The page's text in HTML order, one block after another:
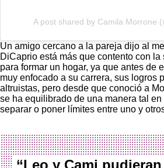
A post shared by Camila Morrone
Un amigo cercano a la pareja dijo al
DiCaprio está más que contento con
para formar un hogar, ya que antes de
muy enfocado a su carrera, sus logros
altruistas, pero desde que conoció a
se ha equilibrado de una manera tal
separar o poner límites entre uno y